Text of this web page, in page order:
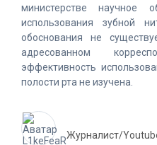
министерстве научное
использования зубной
обоснования не
адресованном
эффективность
полости рта не изучена.
Журналист/